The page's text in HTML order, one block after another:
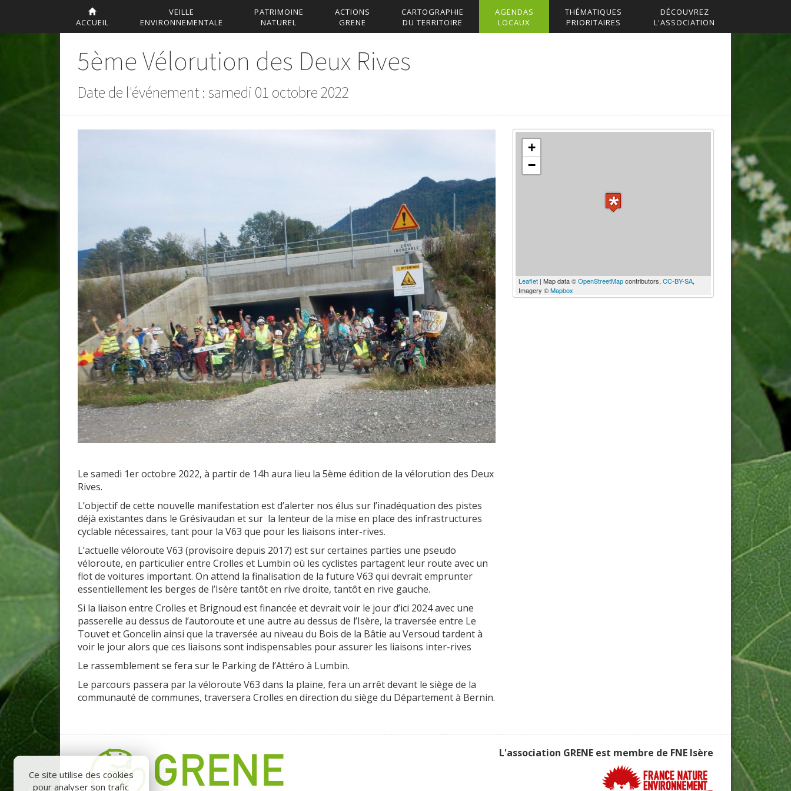
ACCUEIL
VEILLE
ENVIRONNEMENTALE
PATRIMOINE
NATUREL
ACTIONS
GRENE
CARTOGRAPHIE
DU TERRITOIRE
AGENDAS
LOCAUX
THÉMATIQUES
PRIORITAIRES
DÉCOUVREZ
L'ASSOCIATION
5ème Vélorution des Deux Rives
Date de l'événement : samedi 01 octobre 2022
Le samedi 1er octobre 2022, à partir de 14h aura lieu la 5ème édition de la vélorution des Deux
Rives.
L’objectif de cette nouvelle manifestation est d’alerter nos élus sur l’inadéquation des pistes
déjà existantes dans le Grésivaudan et sur la lenteur de la mise en place des infrastructures
cyclable nécessaires, tant pour la V63 que pour les liaisons inter-rives.
L’actuelle véloroute V63 (provisoire depuis 2017) est sur certaines parties une pseudo
véloroute, en particulier entre Crolles et Lumbin où les cyclistes partagent leur route avec un
flot de voitures important. On attend la finalisation de la future V63 qui devrait emprunter
essentiellement les berges de l’Isère tantôt en rive droite, tantôt en rive gauche.
Si la liaison entre Crolles et Brignoud est financée et devrait voir le jour d’ici 2024 avec une
passerelle au dessus de l’autoroute et une autre au dessus de l’Isère, la traversée entre Le
Touvet et Goncelin ainsi que la traversée au niveau du Bois de la Bâtie au Versoud tardent à
voir le jour alors que ces liaisons sont indispensables pour assurer les liaisons inter-rives
Le rassemblement se fera sur le Parking de l’Attéro à Lumbin.
Le parcours passera par la véloroute V63 dans la plaine, fera un arrêt devant le siège de la
communauté de communes, traversera Crolles en direction du siège du Département à Bernin.
+
−
Leaflet | Map data ©OpenStreetMapcontributors, CC-BY-SA,
Imagery ©Mapbox
L'association GRENE est membre de FNE Isère
Ce site utilise des cookies
pour analyser son trafic